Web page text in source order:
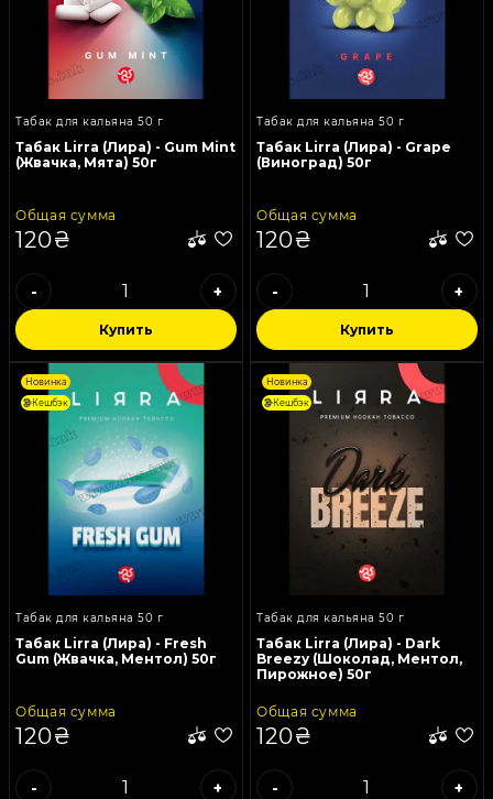
Табак для кальяна 50 г
Табак Lirra (Лира) - Gum Mint
(Жвачка, Мята) 50г
Общая сумма
120₴
- +
Купить
Табак для кальяна 50 г
Табак Lirra (Лира) - Grape
(Виноград) 50г
Общая сумма
120₴
- +
Купить
Новинка
Кешбэк
Табак для кальяна 50 г
Табак Lirra (Лира) - Fresh
Gum (Жвачка, Ментол) 50г
Общая сумма
120₴
- +
Новинка
Кешбэк
Табак для кальяна 50 г
Табак Lirra (Лира) - Dark
Breezy (Шоколад, Ментол,
Пирожное) 50г
Общая сумма
120₴
- +